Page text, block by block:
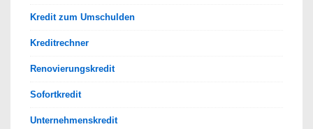
Kredit zum Umschulden
Kreditrechner
Renovierungskredit
Sofortkredit
Unternehmenskredit